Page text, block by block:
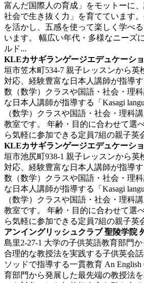
富んだ国際人の育成」をモットーに
社会で生き抜く力」を育てています
を活かし、五感を使って楽しく学べ
います。 幅広い年代・多様なニーズ
ルド...
KLEカサギランゲージエデュケーシ
垣市笠木町534-7 親子レッスンから英
対応、経験豊富な日本人講師が指導
数（数学）クラスや国語・社会・理
な日本人講師が指導する「Kasagi
（数学）クラスや国語・社会・理科
教室です。 年齢・目的に合わせて選
ら気軽に参加できる定員7組の親子英
KLEカサギランゲージエデュケーシ
垣市池尻町938-1 親子レッスンから英
対応、経験豊富な日本人講師が指導
数（数学）クラスや国語・社会・理
な日本人講師が指導する「Kasagi
（数学）クラスや国語・社会・理科
教室です。 年齢・目的に合わせて選
ら気軽に参加できる定員7組の親子英
アンイングリッシュクラブ 聖陵学院
島里2-27-1 大学の子供英語教育部門
合理的な教授法を実践する子供英会
ソッドで指導する一貫教育 An
育部門から発展した最先端の教授法